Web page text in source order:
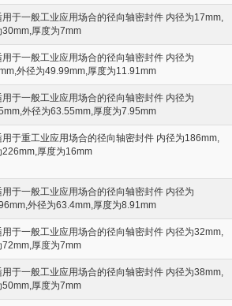
用于一般工业应用场合的径向轴密封件 内径为17mm,
30mm,厚度为7mm
用于一般工业应用场合的径向轴密封件 内径为
外径为49.99mm,厚度为11.91mm
用于一般工业应用场合的径向轴密封件 内径为
外径为63.55mm,厚度为7.95mm
用于重工业应用场合的径向轴密封件 内径为186mm,
226mm,厚度为16mm
用于一般工业应用场合的径向轴密封件 内径为
外径为63.4mm,厚度为8.91mm
用于一般工业应用场合的径向轴密封件 内径为32mm,
72mm,厚度为7mm
用于一般工业应用场合的径向轴密封件 内径为38mm,
50mm,厚度为7mm